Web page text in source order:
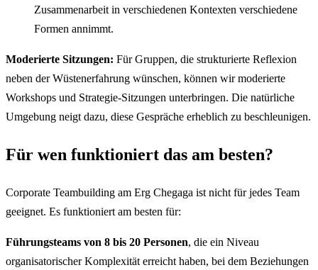
Zusammenarbeit in verschiedenen Kontexten verschiedene
Formen annimmt.
Moderierte Sitzungen: Für Gruppen, die strukturierte Reflexion
neben der Wüstenerfahrung wünschen, können wir moderierte
Workshops und Strategie-Sitzungen unterbringen. Die natürliche
Umgebung neigt dazu, diese Gespräche erheblich zu beschleunigen.
Für wen funktioniert das am besten?
Corporate Teambuilding am Erg Chegaga ist nicht für jedes Team
geeignet. Es funktioniert am besten für:
Führungsteams von 8 bis 20 Personen, die ein Niveau
organisatorischer Komplexität erreicht haben, bei dem Beziehungen